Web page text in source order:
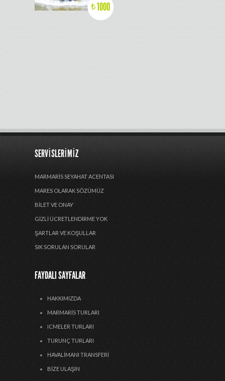
₺1000
SERVISLERIMIZ
MARMARIS SEYAHAT ACENTASI
MARES OLARAK SÖZÜMÜZ
BILET VE ONAY
GIZLI ÜCRETLENDIRME YOK
ŞARTLAR VE KOŞULLAR
SIK SORULAN SORULAR
FAYDALI SAYFALAR
HAKKIMIZDA
MARMARIS TURLARI
ICMELER TURLARI
TURUNÇ TURLARI
HAVALIMANI TRANSFERI
BIZE ULAŞIN